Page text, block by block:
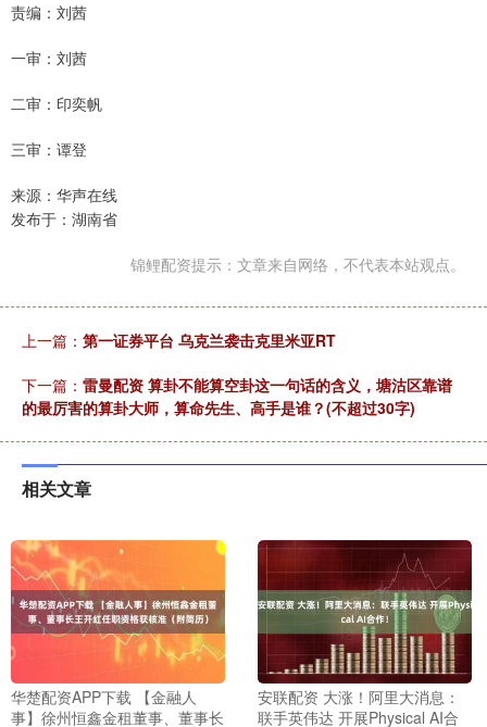
责编：刘茜
一审：刘茜
二审：印奕帆
三审：谭登
来源：华声在线
发布于：湖南省
锦鲤配资提示：文章来自网络，不代表本站观点。
上一篇： 第一证券平台 乌克兰袭击克里米亚RT
下一篇： 雷曼配资 算卦不能算空卦这一句话的含义，塘沽区靠谱
的最厉害的算卦大师，算命先生、高手是谁？(不超过30字)
相关文章
华楚配资APP下载 【金融人
事】徐州恒鑫金租董事、董事长
安联配资 大涨！阿里大消息：
联手英伟达 开展Physical AI合